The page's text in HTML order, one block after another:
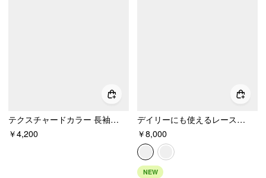
テクスチャードカラー 長袖 フリルカフス トップ
￥4,200
デイリーにも使えるレーストップス（QUEEN FOR A DAY）
￥8,000
NEW